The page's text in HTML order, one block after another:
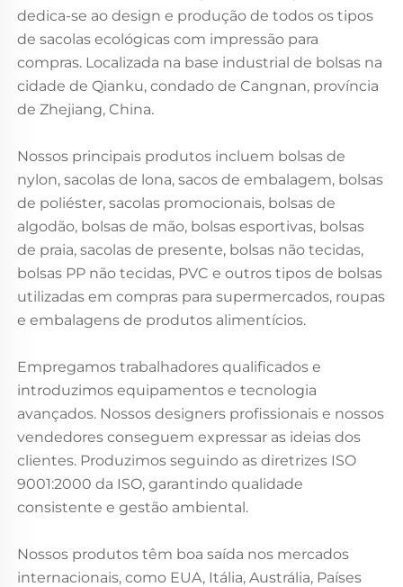
dedica-se ao design e produção de todos os tipos
de sacolas ecológicas com impressão para
compras. Localizada na base industrial de bolsas na
cidade de Qianku, condado de Cangnan, província
de Zhejiang, China.
Nossos principais produtos incluem bolsas de
nylon, sacolas de lona, sacos de embalagem, bolsas
de poliéster, sacolas promocionais, bolsas de
algodão, bolsas de mão, bolsas esportivas, bolsas
de praia, sacolas de presente, bolsas não tecidas,
bolsas PP não tecidas, PVC e outros tipos de bolsas
utilizadas em compras para supermercados, roupas
e embalagens de produtos alimentícios.
Empregamos trabalhadores qualificados e
introduzimos equipamentos e tecnologia
avançados. Nossos designers profissionais e nossos
vendedores conseguem expressar as ideias dos
clientes. Produzimos seguindo as diretrizes ISO
9001:2000 da ISO, garantindo qualidade
consistente e gestão ambiental.
Nossos produtos têm boa saída nos mercados
internacionais, como EUA, Itália, Austrália, Países